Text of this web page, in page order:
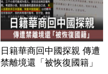
日籍華商回中國探親 傳遭
禁離境還「被恢復國籍」